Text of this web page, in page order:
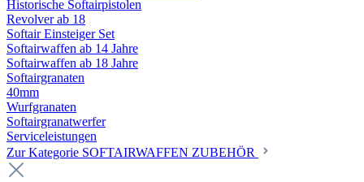
Historische Softairpistolen
Revolver ab 18
Softair Einsteiger Set
Softairwaffen ab 14 Jahre
Softairwaffen ab 18 Jahre
Softairgranaten
40mm
Wurfgranaten
Softairgranatwerfer
Serviceleistungen
Zur Kategorie SOFTAIRWAFFEN ZUBEHÖR